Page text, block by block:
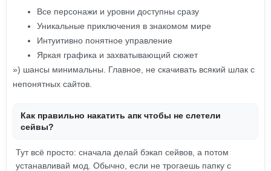
Все персонажи и уровни доступны сразу
Уникальные приключения в знакомом мире
Интуитивно понятное управление
Яркая графика и захватывающий сюжет
») шансы минимальны. Главное, не скачивать всякий шлак с
непонятных сайтов.
Как правильно накатить апк чтобы не слетели
сейвы?
Тут всё просто: сначала делай бэкап сейвов, а потом
устанавливай мод. Обычно, если не трогаешь папку с